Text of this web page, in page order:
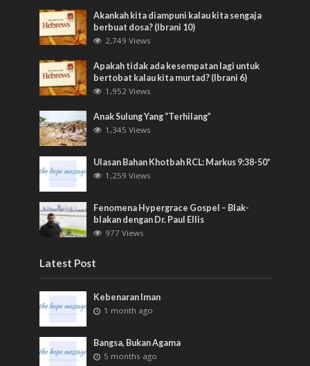
Akankah kita diampuni kalau kita sengaja
berbuat dosa? (Ibrani 10)
2,749 Views
Apakah tidak ada kesempatan lagi untuk
bertobat kalau kita murtad? (Ibrani 6)
1,952 Views
Anak Sulung Yang “Terhilang”
1,345 Views
Ulasan Bahan Khotbah RCL: Markus 9:38-50*
1,259 Views
Fenomena Hypergrace Gospel – Blak-
blakan dengan Dr. Paul Ellis
977 Views
Latest Post
Kebenaran Iman
1 month ago
Bangsa, Bukan Agama
5 months ago